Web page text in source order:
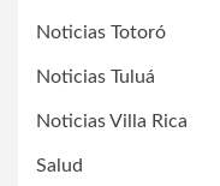
Noticias Totoró
Noticias Tuluá
Noticias Villa Rica
Salud